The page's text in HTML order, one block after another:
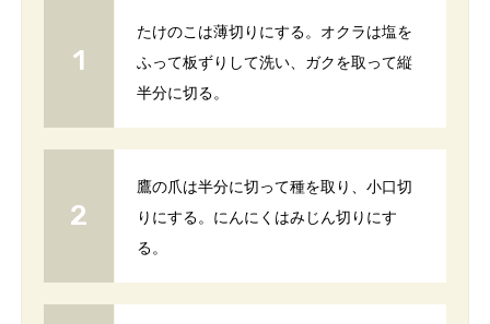
たけのこは薄切りにする。オクラは塩を
ふって板ずりして洗い、ガクを取って縦
半分に切る。
鷹の爪は半分に切って種を取り、小口切
りにする。にんにくはみじん切りにす
る。